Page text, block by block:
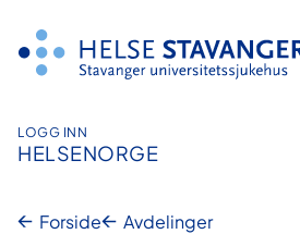
innhold
LOGG INN
HELSENORGE
Forside
Avdelinger